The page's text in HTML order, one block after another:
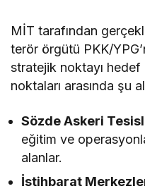
Alan Ve 6 Hedef
MİT tarafından
terör örgütü PKK/
stratejik noktayı hedef
noktaları arasında şu
Sözde Askeri
eğitim ve
alanlar.
İstihbarat